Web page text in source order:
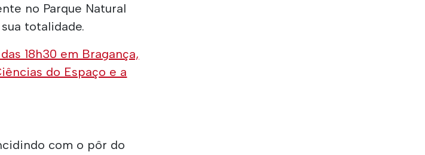
no Parque Natural
totalidade.
18h30 em Bragança,
do Espaço e a
com o pôr do